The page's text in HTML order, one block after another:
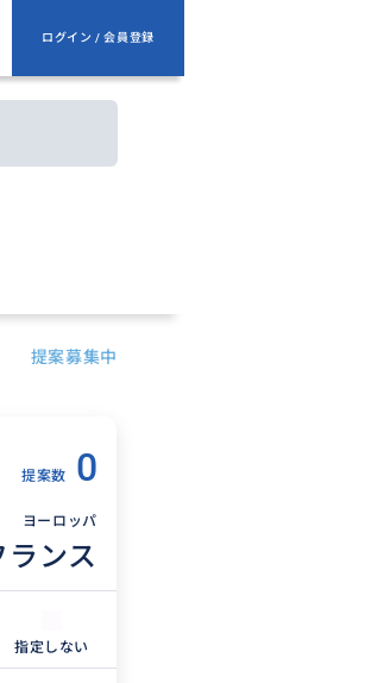
ログイン / 会員登録
提案募集中
提案数 0
ヨーロッパ
ランス
指定しない